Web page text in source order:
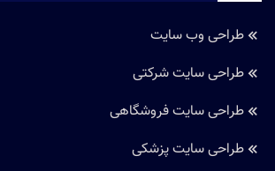
طراحی وب سایت
طراحی سایت شرکتی
طراحی سایت فروشگاهی
طراحی سایت پزشکی